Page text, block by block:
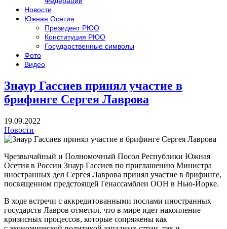
Новости
Южная Осетия
Президент РЮО
Конституция РЮО
Государственные символы
Фото
Видео
Знаур Гассиев принял участие в
брифинге Сергея Лаврова
19.09.2022
Новости
Чрезвычайный и Полномочный Посол Республики Южная
Осетия в России Знаур Гассиев по приглашению Министра
иностранных дел Сергея Лаврова принял участие в брифинге,
посвященном предстоящей Генассамблеи ООН в Нью-Йорке.
В ходе встречи с аккредитованными послами иностранных
государств Лавров отметил, что в мире идет накопление
кризисных процессов, которые сопряжены как